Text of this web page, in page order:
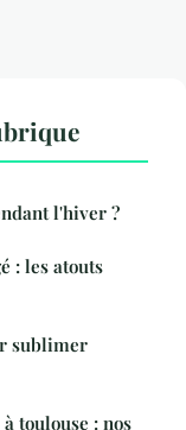
l'hiver ?
: les atouts
sublimer
toulouse : nos